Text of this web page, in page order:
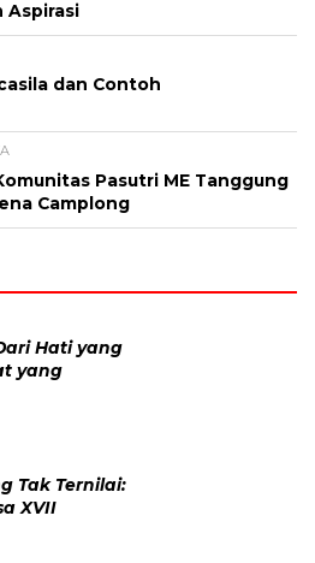
Aspirasi
dan Contoh
Pasutri ME Tanggung
Camplong
Hati yang
yang
Tak Ternilai:
XVII